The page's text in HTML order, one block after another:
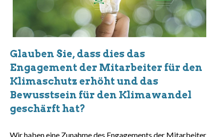
Glauben Sie, dass dies das
Engagement der Mitarbeiter für den
Klimaschutz erhöht und das
Bewusstsein für den Klimawandel
geschärft hat?
Wir haben eine Zunahme des Engagements der Mitarbeiter